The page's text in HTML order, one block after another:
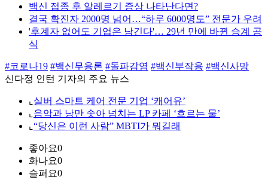
백신 접종 후 알레르기 증상 나타난다면?
결국 확진자 2000명 넘어…“하루 6000명도” 전문가 우려
'후계자 없어도 기업은 남긴다'… 29년 만에 바뀐 승계 공
식
#코로나19 #백신무용론 #돌파감염 #백신부작용 #백신사망
신다정 인턴 기자의 주요 뉴스
⌞ 실버 스마트 케어 전문 기업 ‘캐어유’
⌞ 음악과 낭만 솟아 넘치는 LP 카페 ‘흐르는 물’
⌞ “당신은 이런 사람” MBTI가 뭐길래
좋아요0
화나요0
슬퍼요0